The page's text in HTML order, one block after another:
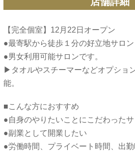
【完全個室】12月22日オープン
●最寄駅から徒歩１分の好立地サロン
●男女利用可能サロンです。
▶︎タオルやスチーマーなどオプショ
■こんな方におすすめ
●自身のやりたいことにこだわった
●副業として開業したい
●労働時間、プライベート時間、出